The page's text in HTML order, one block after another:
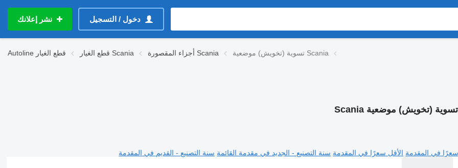
دخول / التسجيل نشر إعلانك
Autoline قطع الغيار قطع الغيار Scania أجزاء المقصورة Scania تسوية (تخويش) موضعية Scania
تسوية (تخويش) موضعية Scania
سعرًا في المقدمة الأقل سعرًا في المقدمة سنة التصنيع - الجديد في مقدمة القائمة سنة التصنيع - القديم في المقدمة